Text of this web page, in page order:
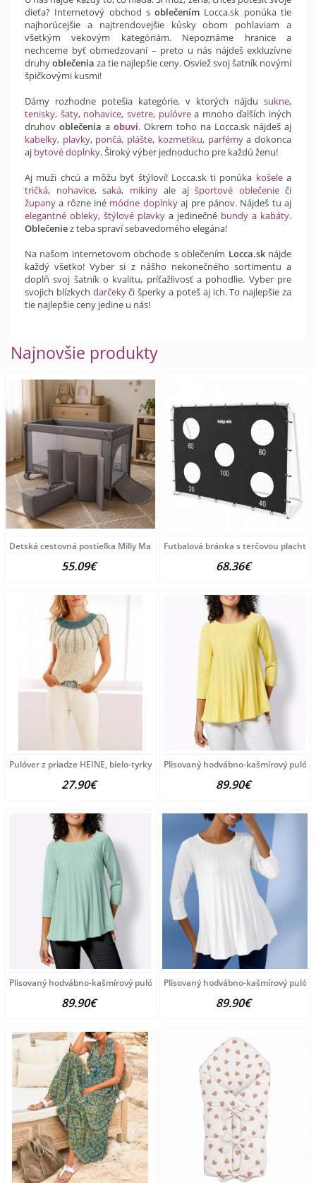
dieťa? Internetový obchod soblečením Locca.sk ponúka tie
najhorúcejšie a najtrendovejšie kúsky obom pohlaviam a
všetkým vekovým kategóriám. Nepoznáme hranice a
nechceme byť obmedzovaní – preto u nás nájdeš exkluzívne
druhyoblečenia za tie najlepšie ceny. Osviež svoj šatník novými
špičkovými kusmi!
Dámy rozhodne potešia kategórie, v ktorých nájdu sukne,
tenisky, šaty, nohavice, svetre, pulóvrea mnoho ďalších iných
druhov oblečenia a obuvi. Okrem toho na Locca.sk nájdeš aj
kabelky, plavky, pončá, plášte, kozmetiku, parfémya dokonca
aj bytové doplnky. Široký výber jednoducho pre každú ženu!
Aj muži chcú a môžu byť štýloví! Locca.sk ti ponúka košelea
tričká, nohavice, saká, mikinyale aj športové oblečenieči
župany a rôzne iné módne doplnkyaj pre pánov. Nájdeš tu aj
elegantné obleky, štýlové plavky a jedinečné bundy a kabáty.
Oblečeniez teba spraví sebavedomého elegána!
Na našom internetovom obchode s oblečením Locca.sknájde
každý všetko! Vyber si z nášho nekonečného sortimentu a
doplň svoj šatník o kvalitu, príťažlivosť a pohodlie. Vyber pre
svojich blízkych darčekyči šperky a poteš aj ich. To najlepšie za
tie najlepšie ceny jedine u nás!
Najnovšie produkty
Detská cestovná postieľka Milly Mally
55.09€
Futbalová bránka s terčovou
68.36€
Pulóver z priadze HEINE, bielo-tyrkysový
27.90€
Plisovaný hodvábno-kašmírový
89.90€
Plisovaný hodvábno-kašmírový pulóver
89.90€
Plisovaný hodvábno-kašmírový
89.90€